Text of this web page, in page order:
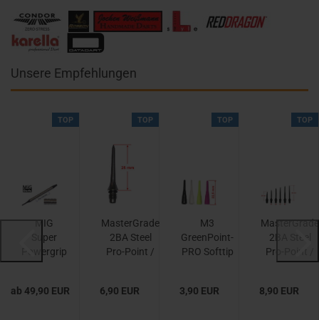
Unsere Empfehlungen
TOP
MIG
Super
Powergrip
(Barrels)
ab 49,90 EUR
TOP
MasterGrade
2BA Steel
Pro-Point /
6,90 EUR
TOP
M3
GreenPoint-
PRO Softtip
3,90 EUR
TOP
MasterGrade
2BA Steel
Pro-Point /
schwarz...
8,90 EUR